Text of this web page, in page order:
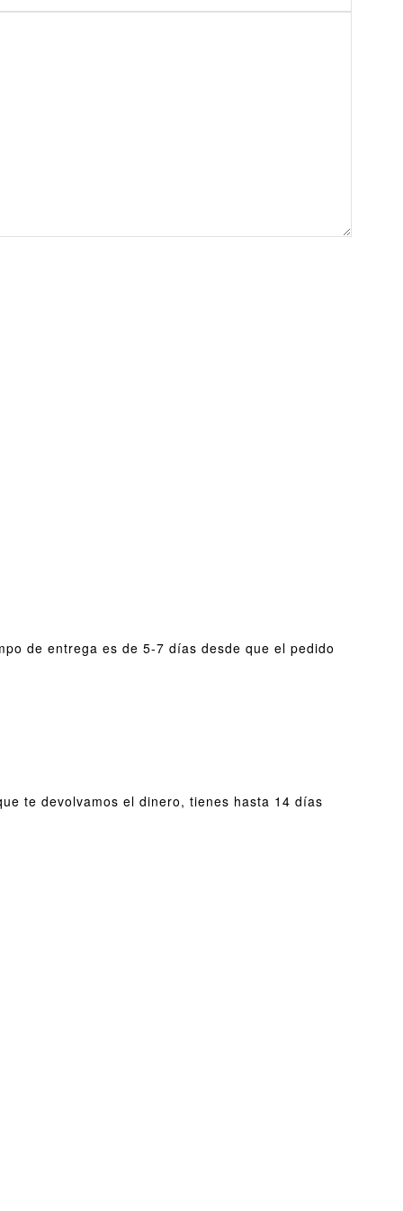
de entrega es de 5-7 días desde que el pedido
te devolvamos el dinero, tienes hasta 14 días